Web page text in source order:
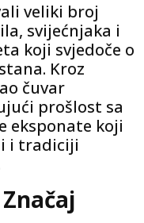
veliki broj
svijećnjaka i
koji svjedoče o
Kroz
čuvar
prošlost sa
eksponate koji
i tradiciji